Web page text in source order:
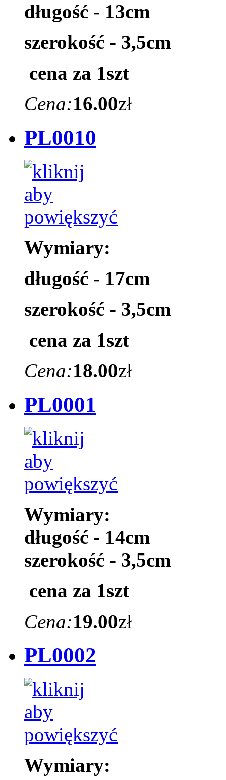
długość - 13cm
szerokość - 3,5cm
cena za 1szt
Cena:16.00zł
PL0010
Wymiary:
długość - 17cm
szerokość - 3,5cm
cena za 1szt
Cena:18.00zł
PL0001
Wymiary:
długość - 14cm
szerokość - 3,5cm
cena za 1szt
Cena:19.00zł
PL0002
Wymiary: